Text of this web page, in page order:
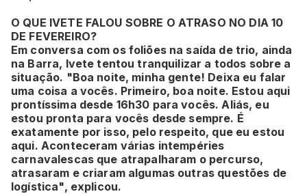
O QUE IVETE FALOU SOBRE O ATRASO NO DIA 10
DE FEVEREIRO?
Em conversa com os foliões na saída de trio, ainda
na Barra, Ivete tentou tranquilizar a todos sobre a
situação. "Boa noite, minha gente! Deixa eu falar
uma coisa a vocês. Primeiro, boa noite. Estou aqui
prontíssima desde 16h30 para vocês. Aliás, eu
estou pronta para vocês desde sempre. É
exatamente por isso, pelo respeito, que eu estou
aqui. Aconteceram várias intempéries
carnavalescas que atrapalharam o percurso,
atrasaram e criaram algumas outras questões de
logística", explicou.